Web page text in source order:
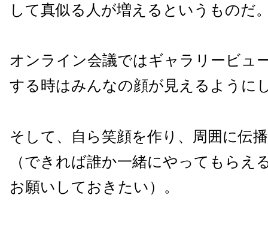
して真似る人が増えるというものだ
オンライン会議ではギャラリービュ
する時はみんなの顔が見えるように
そして、自ら笑顔を作り、周囲に伝
（できれば誰か一緒にやってもらえ
お願いしておきたい）。